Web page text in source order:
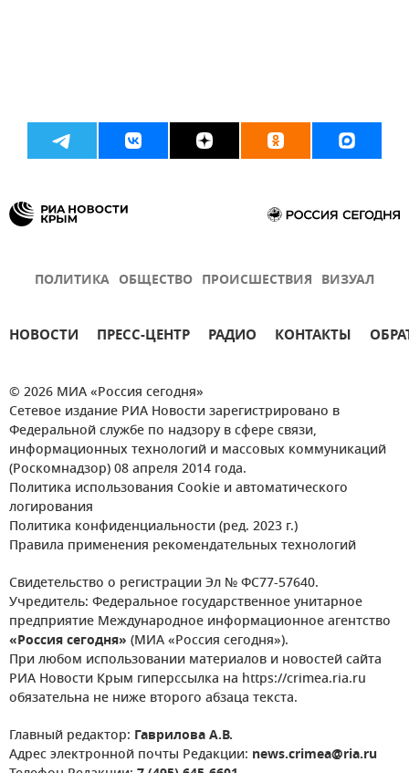
ПОЛИТИКА ОБЩЕСТВО ПРОИСШЕСТВИЯ ВИЗУАЛ
НОВОСТИ ПРЕСС-ЦЕНТР РАДИО КОНТАКТЫ
© 2026 МИА «Россия сегодня»
Сетевое издание РИА Новости зарегистрировано в
Федеральной службе по надзору в сфере связи,
информационных технологий и массовых коммуникаций
(Роскомнадзор) 08 апреля 2014 года.
Политика использования Cookie и автоматического
логирования
Политика конфиденциальности (ред. 2023 г.)
Правила применения рекомендательных технологий
Свидетельство о регистрации Эл № ФС77-57640.
Учредитель: Федеральное государственное унитарное
предприятие Международное информационное агентство
«Россия сегодня» (МИА «Россия сегодня»).
При любом использовании материалов и новостей сайта
РИА Новости Крым гиперссылка на https://crimea.ria.ru
обязательна не ниже второго абзаца текста.
Главный редактор: Гаврилова А.В.
Адрес электронной почты Редакции: news.crimea@ria.ru